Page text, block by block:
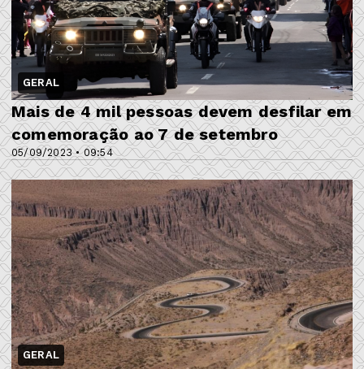
GERAL
05/09/2023 • 09:54
Mais de 4 mil pessoas devem desfilar em
comemoração ao 7 de setembro
GERAL